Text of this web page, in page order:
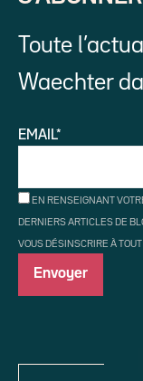
Toute
Waechter
EMAIL*
EN RENSEIGNANT
DERNIERS ARTICLES DE
VOUS DÉSINSCRIRE À